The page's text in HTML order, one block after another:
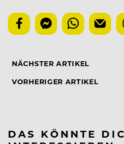
NÄCHSTER ARTIKEL
VORHERIGER ARTIKEL
DAS KÖNNTE